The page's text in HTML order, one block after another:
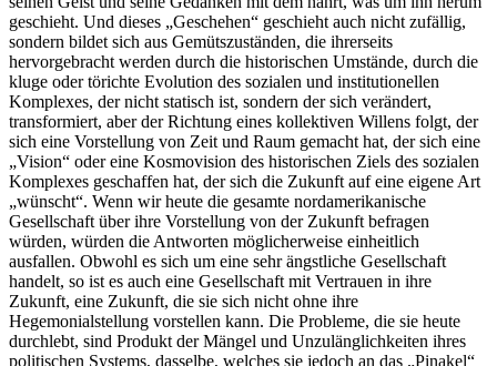
geschieht. Und dieses „Geschehen“ geschieht auch nicht zufällig,
sondern bildet sich aus Gemütszuständen, die ihrerseits
hervorgebracht werden durch die historischen Umstände, durch die
kluge oder törichte Evolution des sozialen und institutionellen
Komplexes, der nicht statisch ist, sondern der sich verändert,
transformiert, aber der Richtung eines kollektiven Willens folgt, der
sich eine Vorstellung von Zeit und Raum gemacht hat, der sich eine
„Vision“ oder eine Kosmovision des historischen Ziels des sozialen
Komplexes geschaffen hat, der sich die Zukunft auf eine eigene Art
„wünscht“. Wenn wir heute die gesamte nordamerikanische
Gesellschaft über ihre Vorstellung von der Zukunft befragen
würden, würden die Antworten möglicherweise einheitlich
ausfallen. Obwohl es sich um eine sehr ängstliche Gesellschaft
handelt, so ist es auch eine Gesellschaft mit Vertrauen in ihre
Zukunft, eine Zukunft, die sie sich nicht ohne ihre
Hegemonialstellung vorstellen kann. Die Probleme, die sie heute
durchlebt, sind Produkt der Mängel und Unzulänglichkeiten ihres
politischen Systems, dasselbe, welches sie jedoch an das „Pinakel“